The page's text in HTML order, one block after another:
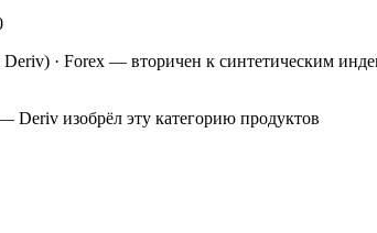
Deriv) · Forex — вторичен к синтетическим
Deriv изобрёл эту категорию продуктов